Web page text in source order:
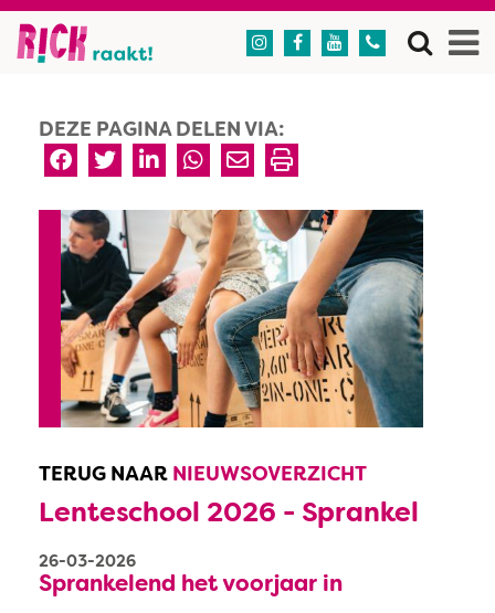
   
DEZE PAGINA DELEN VIA:
TERUG NAAR NIEUWSOVERZICHT
Lenteschool 2026 - Sprankel
26-03-2026
Sprankelend het voorjaar in